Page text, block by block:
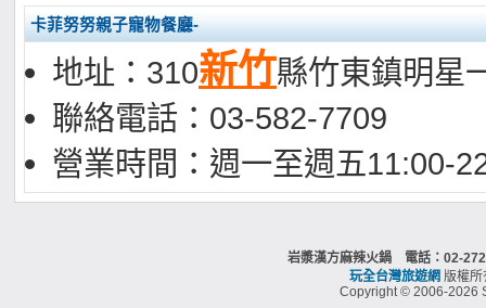
卡菲努努親子寵物餐廳-
地址：310新竹縣竹東鎮明星
聯絡電話：03-582-7709
營業時間：週一至週五11:00-
岩漿漢方麻辣火鍋 電話：02-
玩全台灣旅遊網 版權
Copyright © 2006-2026